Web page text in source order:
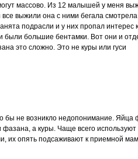
массово. Из 12 малышей у меня
все выжили она с ними бегала
подрасли и у них пропал интерес
были большие бентамки. Вот они и
это сложно. Это не куры или гуси
бы не возникло недопонимание.
а куры. Чаще всего используют
их опять подсаживают к приемной